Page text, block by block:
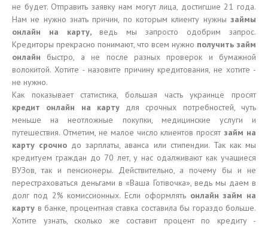
не будет. Отправить заявку нам могут лица, достигшие 21 года.
Нам не нужно знать причин, по которым клиенту нужны займы
онлайн на карту, ведь мы запросто одобрим запрос.
Кредиторы прекрасно понимают, что всем нужно получить займ
онлайн быстро, а не после разных проверок и бумажной
волокитой. Хотите - назовите причину кредитования, не хотите -
не нужно.
Как показывает статистика, большая часть украинце просят
кредит онлайн на карту для срочных потребностей, чуть
меньше на неотложные покупки, медицинские услуги и
путешествия. Отметим, не малое число клиентов просят займ на
карту срочно до зарплаты, аванса или стипендии. Так как мы
кредитуем граждан до 70 лет, у нас одалживают как учащиеся
ВУЗов, так и пенсионеры. Действительно, а почему бы и не
перестраховаться деньгами в «Ваша Готівочка», ведь мы даем в
долг под 2% комиссионных. Если оформлять онлайн займ на
карту в банке, процентная ставка составила бы гораздо больше.
Хотите узнать, сколько же составит процент по кредиту -